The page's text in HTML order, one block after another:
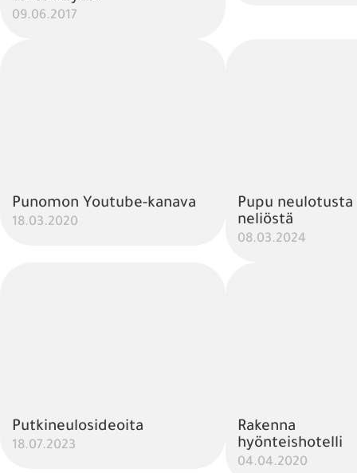
09.06.2017
Punomon Youtube-kanava
18.03.2020
Pupu neulotusta
neliöstä
08.03.2024
Putkineulosideoita
18.07.2023
Rakenna
hyönteishotelli
04.04.2020